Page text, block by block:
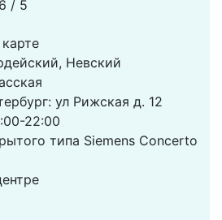
/ 5
Невский
ул Рижская д. 12
22:00
типа Siemens Concerto